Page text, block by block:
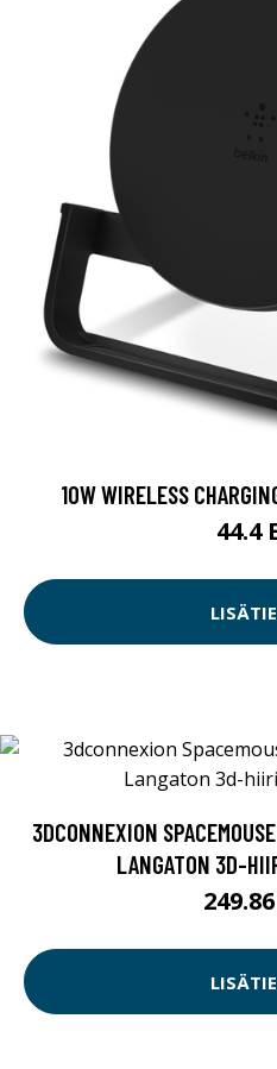
10W WIRELESS
44.4
3DCONNEXION
LANGATON 3D-